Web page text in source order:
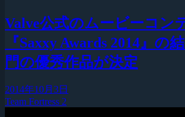
Valve公式のムービーコン
『Saxxy Awards 2014』の
門の優秀作品が決定
2014年10月3日
Team Fortress 2